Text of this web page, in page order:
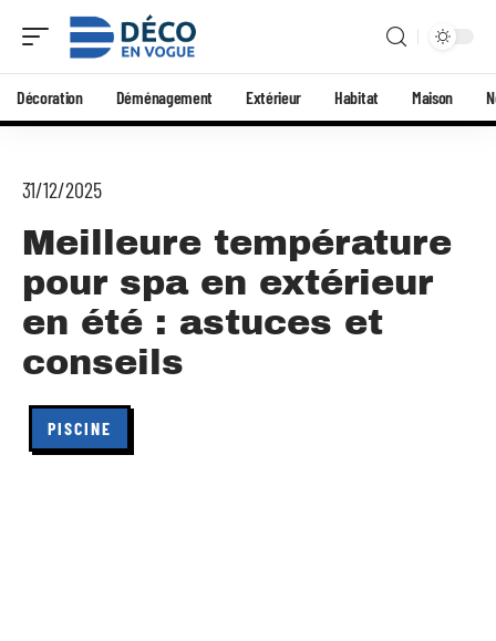
Décoration Déménagement Extérieur Habitat Maison
31/12/2025
Meilleure température
pour spa en extérieur
en été : astuces et
conseils
PISCINE